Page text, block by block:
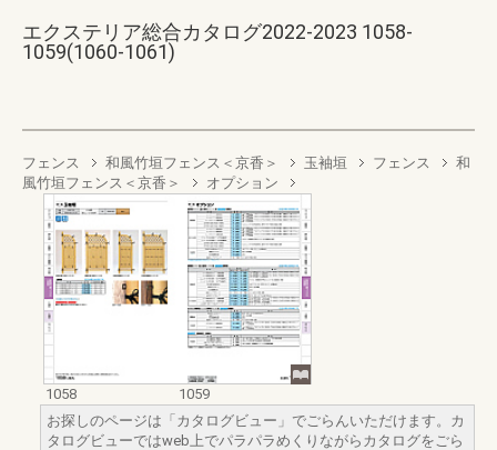
エクステリア総合カタログ2022-2023 1058-
1059(1060-1061)
フェンス 和風竹垣フェンス＜京香＞ 玉袖垣 フェンス
和
風竹垣フェンス＜京香＞
オプション
1058
1059
お探しのページは「カタログビュー」でごらんいただけます。カ
タログビューではweb上でパラパラめくりながらカタログをごら